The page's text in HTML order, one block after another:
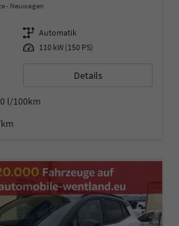
Neuwagen
Getriebe Automatik
Leistung 110 kW (150 PS)
Details
l/100km